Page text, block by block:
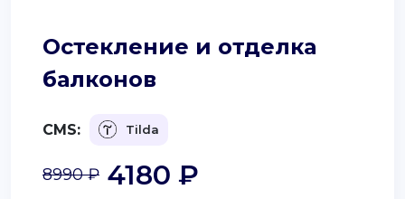
Остекление и отделка
балконов
CMS: Tilda
8990 ₽ 4180 ₽